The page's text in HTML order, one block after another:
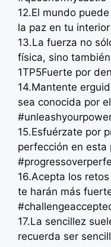
12.El mundo
la paz en tu
13.La fuerza no
física, sino
1TP5Fuerte por
14.Mantente
sea conocida por
15.Esfuérzate por
perfección en esta
16.Acepta los
te harán más
17.La sencillez
recuerda ser